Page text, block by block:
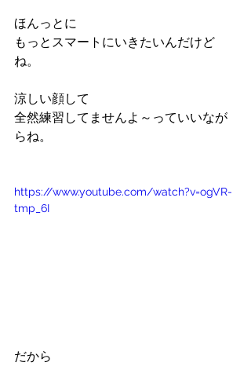
ほんっとに
もっとスマートにいきたいんだけど
ね。
涼しい顔して
全然練習してませんよ～っていいなが
らね。
https://www.youtube.com/watch?v=ogVR-
tmp_6I
だから